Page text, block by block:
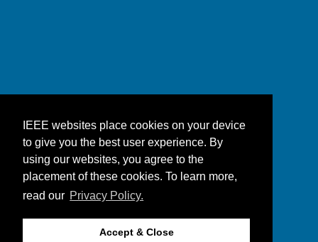
IEEE websites place cookies on your device
to give you the best user experience. By
using our websites, you agree to the
placement of these cookies. To learn more,
read our Privacy Policy.
Accept & Close